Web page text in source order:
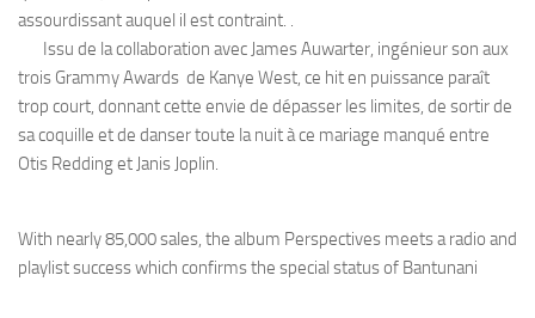
assourdissant auquel il est contraint. .
Issu de la collaboration avec James Auwarter, ingénieur son aux
trois Grammy Awards de Kanye West, ce hit en puissance paraît
trop court, donnant cette envie de dépasser les limites, de sortir de
sa coquille et de danser toute la nuit à ce mariage manqué entre
Otis Redding et Janis Joplin.
With nearly 85,000 sales, the album Perspectives meets a radio and
playlist success which confirms the special status of Bantunani